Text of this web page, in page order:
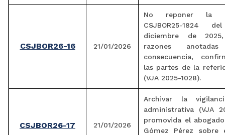
CSJBOR26-16 21/01/2026
No reponer la
CSJBOR25-1824
diciembre de
razones
consecuencia,
las partes de la
(VJA 2025-1028).
CSJBOR26-17 21/01/2026
Archivar la
administrativa (VJA
promovida el
Gómez Pérez sobre